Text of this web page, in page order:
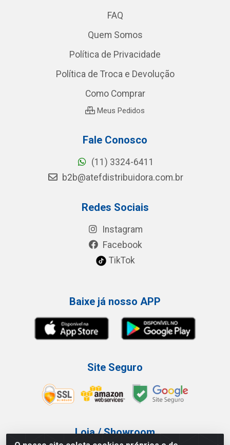
FAQ
Quem Somos
Política de Privacidade
Política de Troca e Devolução
Como Comprar
Meus Pedidos
Fale Conosco
(11) 3324-6411
b2b@atefdistribuidora.com.br
Redes Sociais
Instagram
Facebook
TikTok
Baixe já nosso APP
Site Seguro
Loja / Showroom